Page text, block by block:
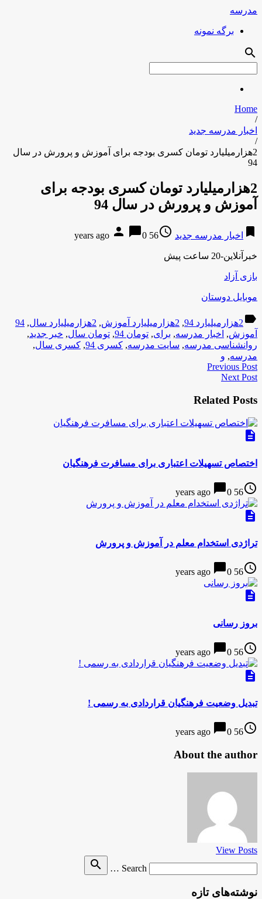
مدرسه
برگه نمونه
search
Home
/
اخبار مدرسه جدید
/
2هزارمیلیارد تومان کسری بودجه برای آموزش و پرورش در سال
94
2هزارمیلیارد تومان کسری بودجه برای
آموزش و پرورش در سال 94
bookmark اخبار مدرسه جدید access_time
56 years ago
person chat_bubble0
خبرآنلاین-20 ساعت پیش
بازی آزاد
موبایل دوستان
label 2هزارمیلیارد 94 , 2هزارمیلیارد آموزش , 2هزارمیلیارد سال ,
94
آموزش, اخبار مدرسه, برای, تومان 94 , تومان سال, خبر جدید,
روانشناسی مدرسه, سایت مدرسه, کسری 94 , کسری سال,
مدرسه, و
Previous Post
Next Post
Related Posts
description
اختصاص تسهیلات اعتباری برای مسافرت فرهنگیان
access_time
56 years ago
chat_bubble0
description
تراژدی استخدام معلم در آموزش و پرورش
access_time
56 years ago
chat_bubble0
description
بروز رسانی
access_time
56 years ago
chat_bubble0
description
تبدیل وضعیت فرهنگیان قراردادی به رسمی !
access_time
56 years ago
chat_bubble0
About the author
View Posts
Search …
search
نوشته‌های تازه